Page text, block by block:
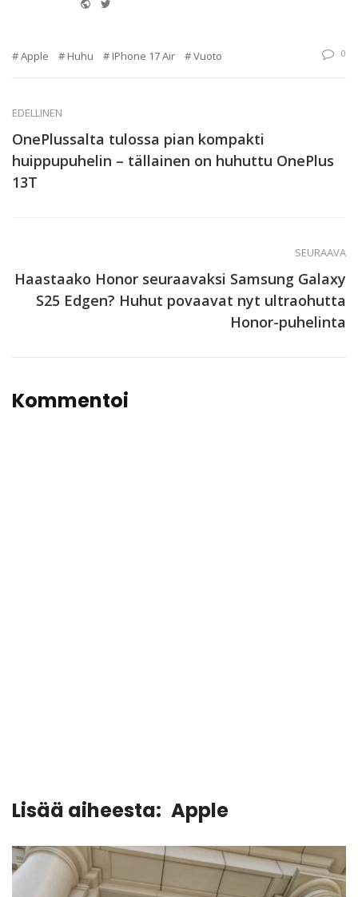
Apple Huhu IPhone 17 Air Vuoto 0
EDELLINEN
OnePlussalta tulossa pian kompakti
huippupuhelin – tällainen on huhuttu OnePlus
13T
SEURAAVA
Haastaako Honor seuraavaksi Samsung Galaxy
S25 Edgen? Huhut povaavat nyt ultraohutta
Honor-puhelinta
Kommentoi
Lisää aiheesta: Apple